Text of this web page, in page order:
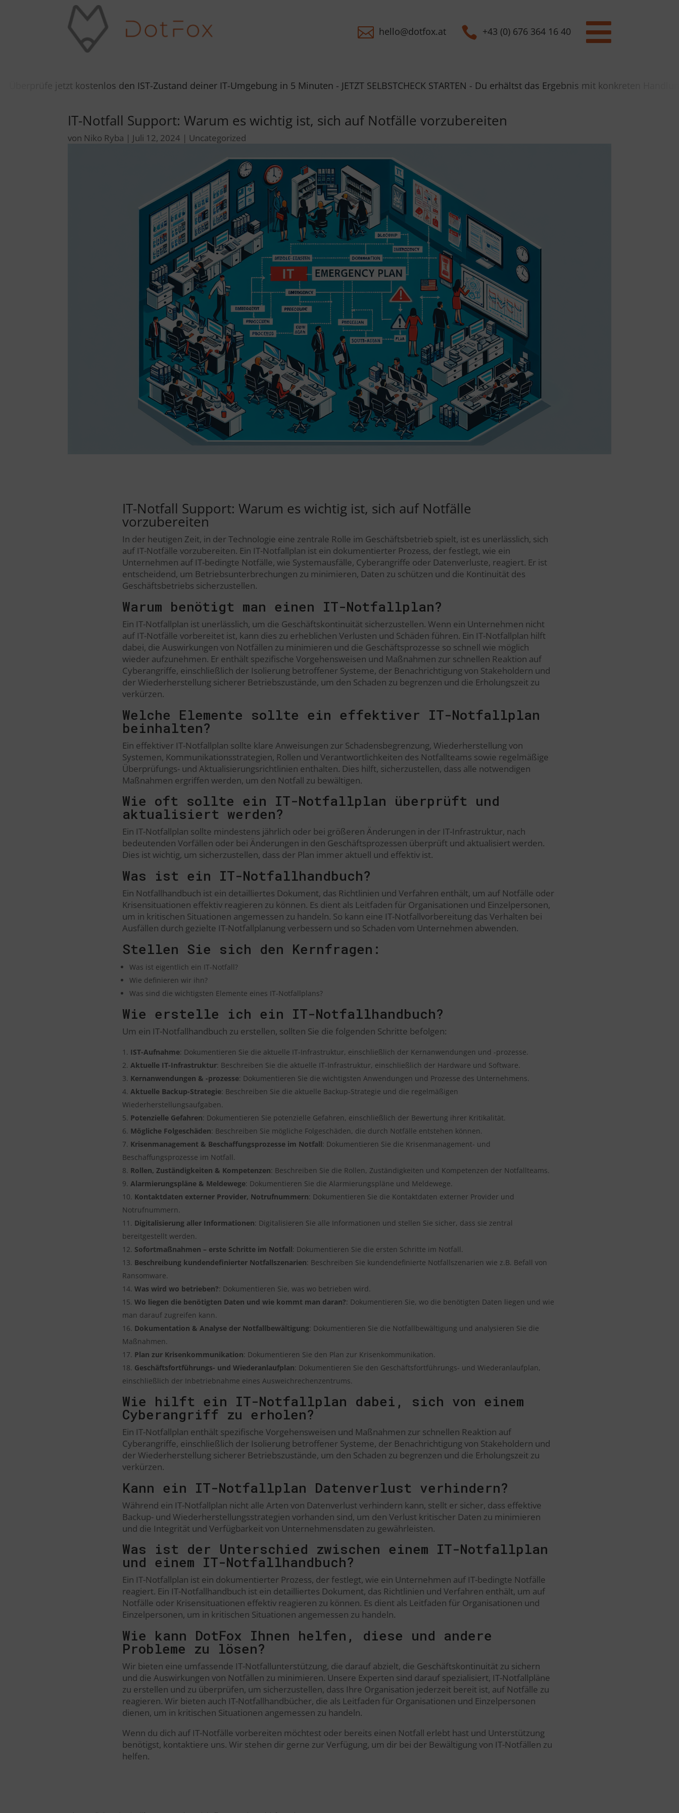
 hello@dotfox.at  +43 (0) 676 364 16 40 
jetzt kostenlos den IST-Zustand deiner IT-Umgebung in 5 Minuten - JETZT SELBSTCHECK STARTEN - Du erhältst das Ergebnis mit konkreten
IT-Notfall Support: Warum es wichtig ist, sich auf Notfälle vorzubereiten
von Niko Ryba | Juli 12, 2024 | Uncategorized
IT-Notfall Support: Warum es wichtig ist, sich auf Notfälle
vorzubereiten
In der heutigen Zeit, in der Technologie eine zentrale Rolle im Geschäftsbetrieb spielt, ist es unerlässlich, sich
auf IT-Notfälle vorzubereiten. Ein IT-Notfallplan ist ein dokumentierter Prozess, der festlegt, wie ein
Unternehmen auf IT-bedingte Notfälle, wie Systemausfälle, Cyberangriffe oder Datenverluste, reagiert. Er ist
entscheidend, um Betriebsunterbrechungen zu minimieren, Daten zu schützen und die Kontinuität des
Geschäftsbetriebs sicherzustellen.
Warum benötigt man einen IT-Notfallplan?
Ein IT-Notfallplan ist unerlässlich, um die Geschäftskontinuität sicherzustellen. Wenn ein Unternehmen nicht
auf IT-Notfälle vorbereitet ist, kann dies zu erheblichen Verlusten und Schäden führen. Ein IT-Notfallplan hilft
dabei, die Auswirkungen von Notfällen zu minimieren und die Geschäftsprozesse so schnell wie möglich
wieder aufzunehmen. Er enthält spezifische Vorgehensweisen und Maßnahmen zur schnellen Reaktion auf
Cyberangriffe, einschließlich der Isolierung betroffener Systeme, der Benachrichtigung von Stakeholdern und
der Wiederherstellung sicherer Betriebszustände, um den Schaden zu begrenzen und die Erholungszeit zu
verkürzen.
Welche Elemente sollte ein effektiver IT-Notfallplan
beinhalten?
Ein effektiver IT-Notfallplan sollte klare Anweisungen zur Schadensbegrenzung, Wiederherstellung von
Systemen, Kommunikationsstrategien, Rollen und Verantwortlichkeiten des Notfallteams sowie regelmäßige
Überprüfungs- und Aktualisierungsrichtlinien enthalten. Dies hilft, sicherzustellen, dass alle notwendigen
Maßnahmen ergriffen werden, um den Notfall zu bewältigen.
Wie oft sollte ein IT-Notfallplan überprüft und
aktualisiert werden?
Ein IT-Notfallplan sollte mindestens jährlich oder bei größeren Änderungen in der IT-Infrastruktur, nach
bedeutenden Vorfällen oder bei Änderungen in den Geschäftsprozessen überprüft und aktualisiert werden.
Dies ist wichtig, um sicherzustellen, dass der Plan immer aktuell und effektiv ist.
Was ist ein IT-Notfallhandbuch?
Ein Notfallhandbuch ist ein detailliertes Dokument, das Richtlinien und Verfahren enthält, um auf Notfälle oder
Krisensituationen effektiv reagieren zu können. Es dient als Leitfaden für Organisationen und Einzelpersonen,
um in kritischen Situationen angemessen zu handeln. So kann eine IT-Notfallvorbereitung das Verhalten bei
Ausfällen durch gezielte IT-Notfallplanung verbessern und so Schaden vom Unternehmen abwenden.
Stellen Sie sich den Kernfragen:
Was ist eigentlich ein IT-Notfall?
Wie definieren wir ihn?
Was sind die wichtigsten Elemente eines IT-Notfallplans?
Wie erstelle ich ein IT-Notfallhandbuch?
Um ein IT-Notfallhandbuch zu erstellen, sollten Sie die folgenden Schritte befolgen:
IST-Aufnahme: Dokumentieren Sie die aktuelle IT-Infrastruktur, einschließlich der Kernanwendungen und -prozesse.
Aktuelle IT-Infrastruktur: Beschreiben Sie die aktuelle IT-Infrastruktur, einschließlich der Hardware und Software.
Kernanwendungen & -prozesse: Dokumentieren Sie die wichtigsten Anwendungen und Prozesse des Unternehmens.
Aktuelle Backup-Strategie: Beschreiben Sie die aktuelle Backup-Strategie und die regelmäßigen
Wiederherstellungsaufgaben.
Potenzielle Gefahren: Dokumentieren Sie potenzielle Gefahren, einschließlich der Bewertung ihrer Kritikalität.
Mögliche Folgeschäden: Beschreiben Sie mögliche Folgeschäden, die durch Notfälle entstehen können.
Krisenmanagement & Beschaffungsprozesse im Notfall: Dokumentieren Sie die Krisenmanagement- und
Beschaffungsprozesse im Notfall.
Rollen, Zuständigkeiten & Kompetenzen: Beschreiben Sie die Rollen, Zuständigkeiten und Kompetenzen der Notfallteams.
Alarmierungspläne & Meldewege: Dokumentieren Sie die Alarmierungspläne und Meldewege.
Kontaktdaten externer Provider, Notrufnummern: Dokumentieren Sie die Kontaktdaten externer Provider und
Notrufnummern.
Digitalisierung aller Informationen: Digitalisieren Sie alle Informationen und stellen Sie sicher, dass sie zentral
bereitgestellt werden.
Sofortmaßnahmen – erste Schritte im Notfall: Dokumentieren Sie die ersten Schritte im Notfall.
Beschreibung kundendefinierter Notfallszenarien: Beschreiben Sie kundendefinierte Notfallszenarien wie z.B. Befall von
Ransomware.
Was wird wo betrieben?: Dokumentieren Sie, was wo betrieben wird.
Wo liegen die benötigten Daten und wie kommt man daran?: Dokumentieren Sie, wo die benötigten Daten liegen und wie
man darauf zugreifen kann.
Dokumentation & Analyse der Notfallbewältigung: Dokumentieren Sie die Notfallbewältigung und analysieren Sie die
Maßnahmen.
Plan zur Krisenkommunikation: Dokumentieren Sie den Plan zur Krisenkommunikation.
Geschäftsfortführungs- und Wiederanlaufplan: Dokumentieren Sie den Geschäftsfortführungs- und Wiederanlaufplan,
einschließlich der Inbetriebnahme eines Ausweichrechenzentrums.
Wie hilft ein IT-Notfallplan dabei, sich von einem
Cyberangriff zu erholen?
Ein IT-Notfallplan enthält spezifische Vorgehensweisen und Maßnahmen zur schnellen Reaktion auf
Cyberangriffe, einschließlich der Isolierung betroffener Systeme, der Benachrichtigung von Stakeholdern und
der Wiederherstellung sicherer Betriebszustände, um den Schaden zu begrenzen und die Erholungszeit zu
verkürzen.
Kann ein IT-Notfallplan Datenverlust verhindern?
Während ein IT-Notfallplan nicht alle Arten von Datenverlust verhindern kann, stellt er sicher, dass effektive
Backup- und Wiederherstellungsstrategien vorhanden sind, um den Verlust kritischer Daten zu minimieren
und die Integrität und Verfügbarkeit von Unternehmensdaten zu gewährleisten.
Was ist der Unterschied zwischen einem IT-Notfallplan
und einem IT-Notfallhandbuch?
Ein IT-Notfallplan ist ein dokumentierter Prozess, der festlegt, wie ein Unternehmen auf IT-bedingte Notfälle
reagiert. Ein IT-Notfallhandbuch ist ein detailliertes Dokument, das Richtlinien und Verfahren enthält, um auf
Notfälle oder Krisensituationen effektiv reagieren zu können. Es dient als Leitfaden für Organisationen und
Einzelpersonen, um in kritischen Situationen angemessen zu handeln.
Wie kann DotFox Ihnen helfen, diese und andere
Probleme zu lösen?
Wir bieten eine umfassende IT-Notfallunterstützung, die darauf abzielt, die Geschäftskontinuität zu sichern
und die Auswirkungen von Notfällen zu minimieren. Unsere Experten sind darauf spezialisiert, IT-Notfallpläne
zu erstellen und zu überprüfen, um sicherzustellen, dass Ihre Organisation jederzeit bereit ist, auf Notfälle zu
reagieren. Wir bieten auch IT-Notfallhandbücher, die als Leitfaden für Organisationen und Einzelpersonen
dienen, um in kritischen Situationen angemessen zu handeln.
Wenn du dich auf IT-Notfälle vorbereiten möchtest oder bereits einen Notfall erlebt hast und Unterstützung
benötigst, kontaktiere uns. Wir stehen dir gerne zur Verfügung, um dir bei der Bewältigung von IT-Notfällen zu
helfen.